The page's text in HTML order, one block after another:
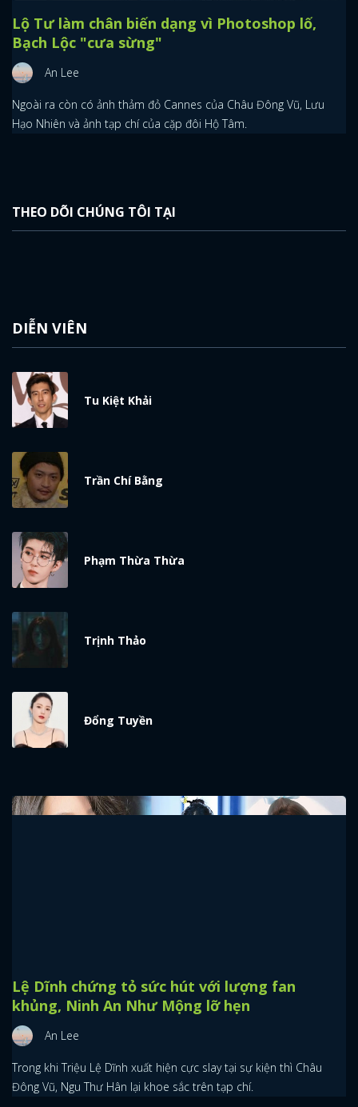
Lộ Tư làm chân biến dạng vì Photoshop lố,
Bạch Lộc "cưa sừng"
An Lee
Ngoài ra còn có ảnh thảm đỏ Cannes của Châu Đông Vũ, Lưu
Hạo Nhiên và ảnh tạp chí của cặp đôi Hộ Tâm.
THEO DÕI CHÚNG TÔI TẠI
DIỄN VIÊN
Tu Kiệt Khải
Trần Chí Bằng
Phạm Thừa Thừa
Trịnh Thảo
Đổng Tuyền
Lệ Dĩnh chứng tỏ sức hút với lượng fan
khủng, Ninh An Như Mộng lỡ hẹn
An Lee
Trong khi Triệu Lệ Dĩnh xuất hiện cực slay tại sự kiện thì Châu
Đông Vũ, Ngu Thư Hân lại khoe sắc trên tạp chí.